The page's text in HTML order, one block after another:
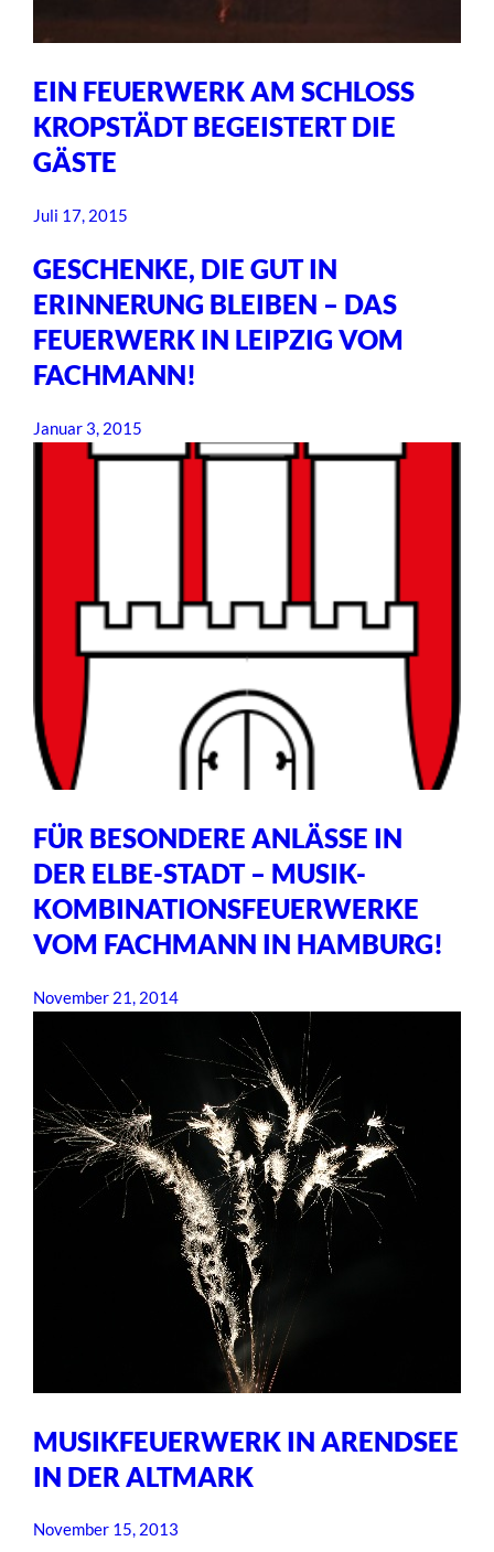
EIN FEUERWERK AM SCHLOSS
KROPSTÄDT BEGEISTERT DIE
GÄSTE
Juli 17, 2015
GESCHENKE, DIE GUT IN
ERINNERUNG BLEIBEN – DAS
FEUERWERK IN LEIPZIG VOM
FACHMANN!
Januar 3, 2015
FÜR BESONDERE ANLÄSSE IN
DER ELBE-STADT – MUSIK-
KOMBINATIONSFEUERWERKE
VOM FACHMANN IN HAMBURG!
November 21, 2014
MUSIKFEUERWERK IN ARENDSEE
IN DER ALTMARK
November 15, 2013